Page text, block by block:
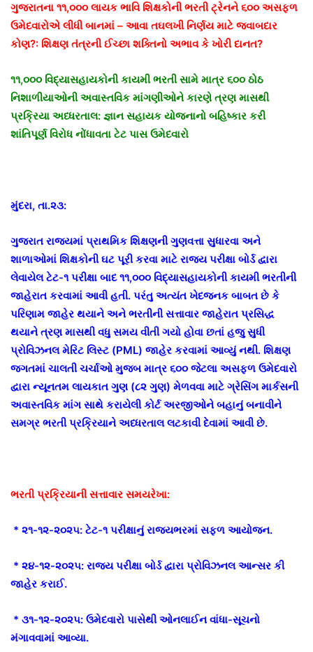
ગુજરાતના ૧૧,૦૦૦ લાયક ભાવિ શિક્ષકોની ભરતી ટ્રેનને ૬૦૦ અસફળ
ઉમેદવારોએ લીધી બાનમાં – આવા તઘલખી નિર્ણય માટે જવાબદાર
કોણ?: શિક્ષણ તંત્રની ઈચ્છા શક્તિનો અભાવ કે ખોરી દાનત?
૧૧,૦૦૦ વિદ્યાસહાયકોની કાયમી ભરતી સામે માત્ર ૬૦૦ ઠોઠ
નિશાળીયાઓની અવાસ્તવિક માંગણીઓને કારણે ત્રણ માસથી
પ્રક્રિયા અધ્ધરતાલ: જ્ઞાન સહાયક યોજનાનો બહિષ્કાર કરી
શાંતિપૂર્ણ વિરોધ નોંધાવતા ટેટ પાસ ઉમેદવારો
મુંદરા, તા.૨૩:
ગુજરાત રાજ્યમાં પ્રાથમિક શિક્ષણની ગુણવત્તા સુધારવા અને
શાળાઓમાં શિક્ષકોની ઘટ પૂરી કરવા માટે રાજ્ય પરીક્ષા બોર્ડ દ્વારા
લેવાયેલ ટેટ-૧ પરીક્ષા બાદ ૧૧,૦૦૦ વિદ્યાસહાયકોની કાયમી ભરતીની
જાહેરાત કરવામાં આવી હતી. પરંતુ અત્યંત ખેદજનક બાબત છે કે
પરિણામ જાહેર થયાને અને ભરતીની સત્તાવાર જાહેરાત પ્રસિદ્ધ
થયાને ત્રણ માસથી વધુ સમય વીતી ગયો હોવા છતાં હજુ સુધી
પ્રોવિઝનલ મેરિટ લિસ્ટ (PML) જાહેર કરવામાં આવ્યું નથી. શિક્ષણ
જગતમાં ચાલતી ચર્ચાઓ મુજબ માત્ર ૬૦૦ જેટલા અસફળ ઉમેદવારો
દ્વારા ન્યૂનતમ લાયકાત ગુણ (૮૨ ગુણ) મેળવવા માટે ગ્રેસિંગ માર્કસની
અવાસ્તવિક માંગ સાથે કરાયેલી કોર્ટ અરજીઓને બહાનું બનાવીને
સમગ્ર ભરતી પ્રક્રિયાને અધ્ધરતાલ લટકાવી દેવામાં આવી છે.
ભરતી પ્રક્રિયાની સત્તાવાર સમયરેખા:
* ૨૧-૧૨-૨૦૨૫: ટેટ-૧ પરીક્ષાનું રાજ્યભરમાં સફળ આયોજન.
* ૨૪-૧૨-૨૦૨૫: રાજ્ય પરીક્ષા બોર્ડ દ્વારા પ્રોવિઝનલ આન્સર કી
જાહેર કરાઈ.
* ૩૧-૧૨-૨૦૨૫: ઉમેદવારો પાસેથી ઓનલાઈન વાંધા-સૂચનો
મંગાવવામાં આવ્યા.